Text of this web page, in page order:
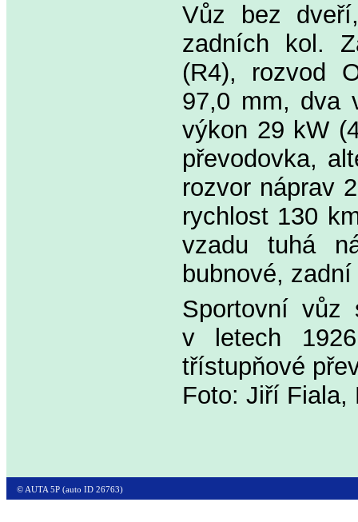
Vůz bez
zadních kol.
(R4), rozvod
97,0 mm, dva
výkon 29 kW
převodovka,
rozvor náprav
rychlost 130
vzadu tuhá
bubnové,
Sportovní vůz
v letech
třístupňové
Foto: Jiří Fiala,
© AUTA 5P (auto ID 26763)